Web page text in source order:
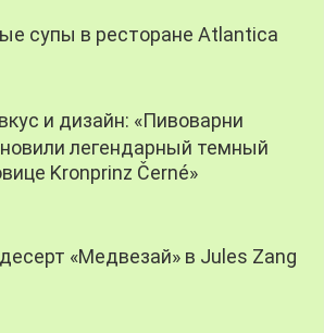
супы в ресторане Atlantica
и дизайн: «Пивоварни
легендарный темный
Kronprinz Černé»
«Медвезай» в Jules Zang